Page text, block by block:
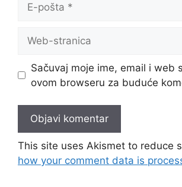
Sačuvaj moje ime, email i web
ovom browseru za buduće
This site uses Akismet to reduce
how your comment data is